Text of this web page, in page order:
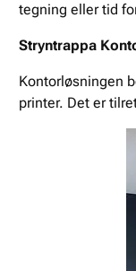
tegning eller tid
Stryntrappa
Kontorløsningen
printer. Det er